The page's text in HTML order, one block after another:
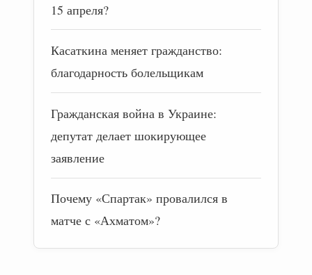
15 апреля?
Касаткина меняет гражданство:
благодарность болельщикам
Гражданская война в Украине:
депутат делает шокирующее
заявление
Почему «Спартак» провалился в
матче с «Ахматом»?